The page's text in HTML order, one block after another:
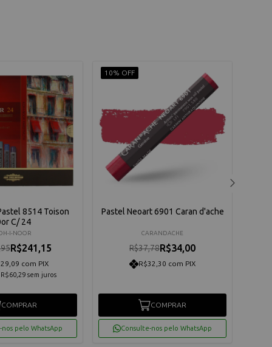
8514 Toison
C/ 24
I-NOOR
R$241,15
com PIX
R$60,29 sem juros
COMPRAR
nos pelo WhatsApp
10% OFF
Pastel Neoart 6901 Caran d'ache
CARANDACHE
R$37,78R$34,00
R$32,30 com PIX
COMPRAR
Consulte-nos pelo WhatsApp